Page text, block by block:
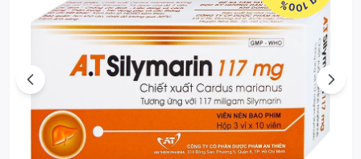
Previous Next